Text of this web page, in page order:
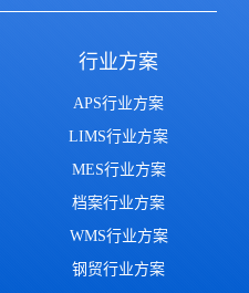
行业方案
APS行业方案
LIMS行业方案
MES行业方案
档案行业方案
WMS行业方案
钢贸行业方案